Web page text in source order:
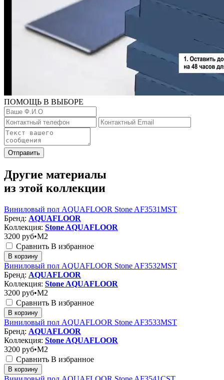
ПОМОЩЬ В ВЫБОРЕ
Отправить
Другие материалы
из этой коллекции
Виниловый пол AQUAFLOOR Stone AF3531MST
Бренд: AQUAFLOOR
Коллекция: Stone AQUAFLOOR
3200 руб•M2
Сравнить В избранное
В корзину
Виниловый пол AQUAFLOOR Stone AF3532MST
Бренд: AQUAFLOOR
Коллекция: Stone AQUAFLOOR
3200 руб•M2
Сравнить В избранное
В корзину
Виниловый пол AQUAFLOOR Stone AF3533MST
Бренд: AQUAFLOOR
Коллекция: Stone AQUAFLOOR
3200 руб•M2
Сравнить В избранное
В корзину